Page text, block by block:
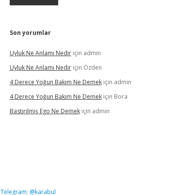
Son yorumlar
Uyluk Ne Anlamı Nediriçin admin
Uyluk Ne Anlamı Nediriçin Özden
4 Derece Yoğun Bakım Ne Demekiçin admin
4 Derece Yoğun Bakım Ne Demekiçin Bora
Bastırılmış Ego Ne Demekiçin admin
Telegram: @karabul